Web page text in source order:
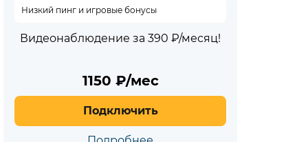
Низкий пинг и игровые бонусы
Видеонаблюдение за 390 ₽/месяц!
1150 ₽/мес
Подключить